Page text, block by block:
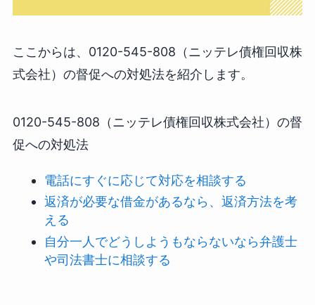
ここからは、0120-545-808（ニッテレ債権回収株
式会社）の督促への対処法を紹介します。
0120-545-808（ニッテレ債権回収株式会社）の督
促への対処法
電話にすぐに応じて対応を相談する
返済が必要な借金があるなら、返済方法を考
える
自分一人でどうしようもならないなら弁護士
や司法書士に相談する